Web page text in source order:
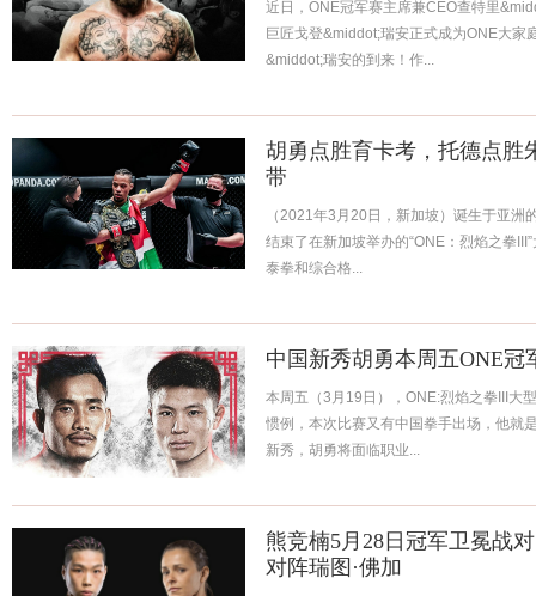
近日，ONE冠军赛主席兼CEO查特里
巨匠戈登&middot;瑞安正式成为ONE大家
&middot;瑞安的到来！作...
胡勇点胜育卡考，托德点胜
带
（2021年3月20日，新加坡）诞生于亚
结束了在新加坡举办的“ONE：烈焰之拳
泰拳和综合格...
中国新秀胡勇本周五ONE
本周五（3月19日），ONE:烈焰之拳III大
惯例，本次比赛又有中国拳手出场，他就
新秀，胡勇将面临职业...
熊竞楠5月28日冠军卫冕战
对阵瑞图·佛加